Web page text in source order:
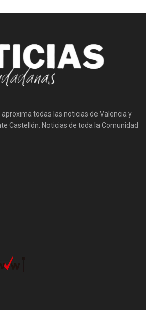
todas las noticias de Valencia y
Castellón. Noticias de toda la Comunidad